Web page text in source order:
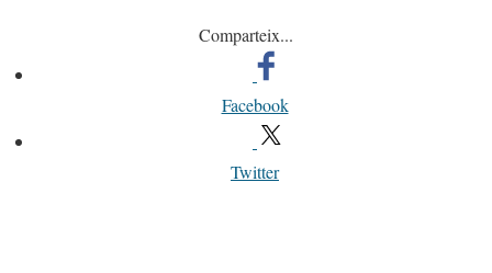
Comparteix...
Facebook
Twitter